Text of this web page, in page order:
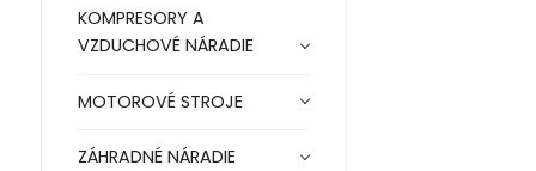
KOMPRESORY A
VZDUCHOVÉ NÁRADIE
MOTOROVÉ STROJE
ZÁHRADNÉ NÁRADIE